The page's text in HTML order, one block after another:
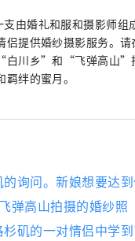
提供日
旅，加深他们的爱情和纽
由婚礼和服和摄影师组
侣提供婚纱摄影服务。
白川乡”和“飞弹高山”
绊的蜜月。
询问。新娘想要达到
弹高山拍摄的婚纱照
矶的一对情侣中学